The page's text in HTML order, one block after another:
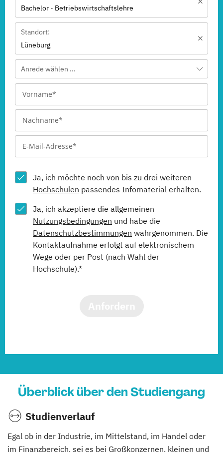
Bachelor - Betriebswirtschaftslehre
Standort:
Lüneburg
Anrede wählen ...
Ja, ich möchte noch von bis zu drei weiteren
Hochschulen passendes Infomaterial erhalten.
Ja, ich akzeptiere die allgemeinen
Nutzungsbedingungen und habe die
Datenschutzbestimmungen wahrgenommen. Die
Kontaktaufnahme erfolgt auf elektronischem
Wege oder per Post (nach Wahl der
Hochschule).*
Überblick über den Studiengang
Studienverlauf
Egal ob in der Industrie, im Mittelstand, im Handel oder
im Finanzbereich, sei es bei Großkonzernen, kleinen und